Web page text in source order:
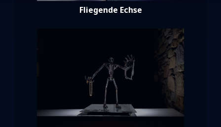
Fliegende Echse